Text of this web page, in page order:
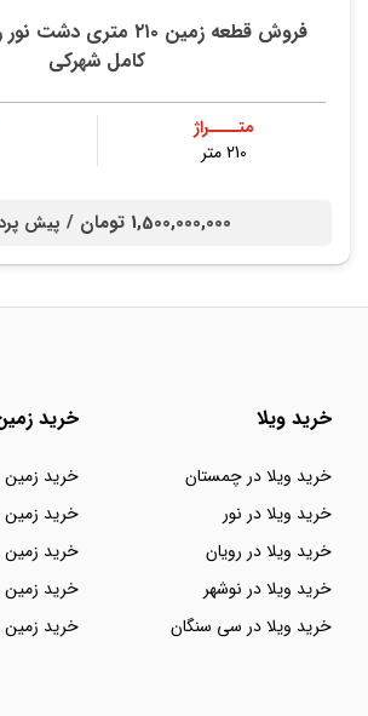
فروش قطعه زمین ۲۱۰
کامل شهرکی
متــــراژ
210 متر
1,500,000,000 تومان / پیش
خرید ویلا
خرید ویلا در چمستان
خرید ویلا در نور
خرید ویلا در رویان
خرید ویلا در نوشهر
خرید ویلا در سی سنگان
خرید
خرید
خرید زمین
خرید زمین
خرید زمین
خرید زمین